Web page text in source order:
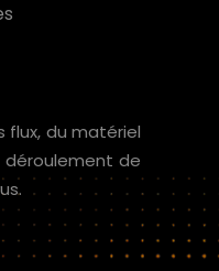
flux, du matériel
de